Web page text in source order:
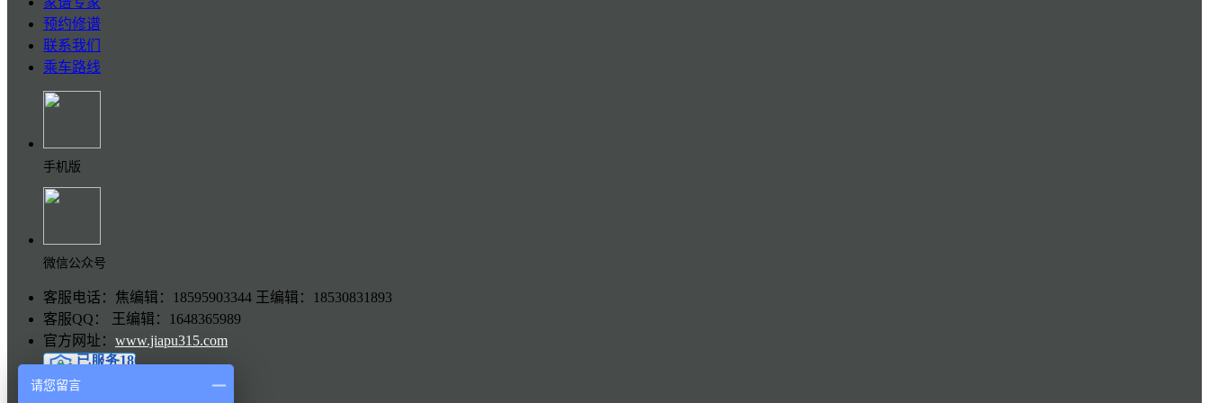
预约修谱
联系我们
乘车路线
手机版
微信公众号
客服电话：焦编辑：18595903344 王编辑：18530831893
客服QQ： 王编辑：1648365989
官方网址： www.jiapu315.com
请您留言